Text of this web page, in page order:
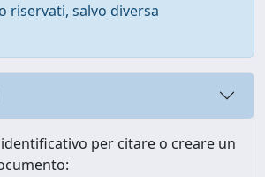
riservati, salvo diversa
per citare o creare un